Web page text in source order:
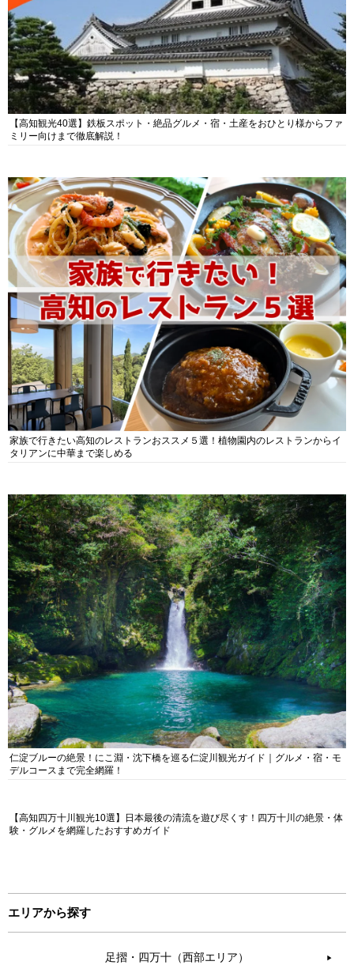
【高知観光40選】鉄板スポット・絶品グルメ・宿・土産をおひとり様からファ
ミリー向けまで徹底解説！
家族で行きたい高知のレストランおススメ５選！植物園内のレストランからイ
タリアンに中華まで楽しめる
仁淀ブルーの絶景！にこ淵・沈下橋を巡る仁淀川観光ガイド｜グルメ・宿・モ
デルコースまで完全網羅！
【高知四万十川観光10選】日本最後の清流を遊び尽くす！四万十川の絶景・体
験・グルメを網羅したおすすめガイド
エリアから探す
足摺・四万十（西部エリア） ▶︎